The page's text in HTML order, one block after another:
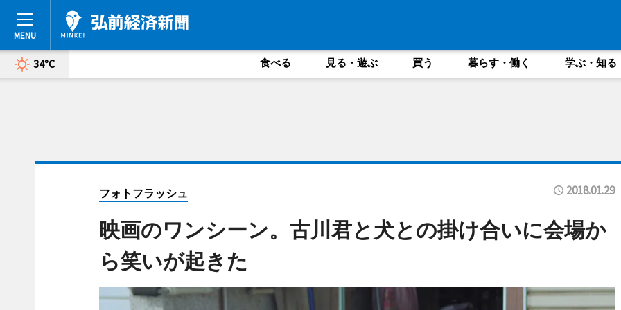
34°C 食べる 見る・遊ぶ 買う 暮らす・働く 学ぶ・知る
フォトフラッシュ 2018.01.29
映画のワンシーン。古川君と犬との掛け合いに会場か
ら笑いが起きた